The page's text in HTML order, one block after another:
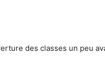
des classes un peu